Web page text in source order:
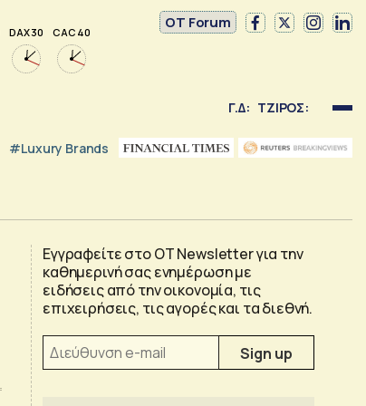
DAX 30 CAC 40
OT Forum
Γ.Δ: ΤΖΙΡΟΣ:
#luxury Brands
Εγγραφείτε στο OT Newsletter για την
καθημερινή σας ενημέρωση με
ειδήσεις από την οικονομία, τις
επιχειρήσεις, τις αγορές και τα διεθνή.